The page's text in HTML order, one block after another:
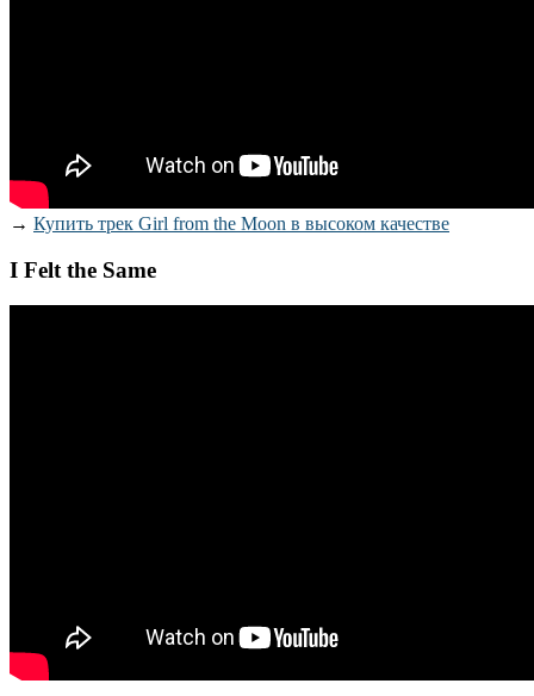
→ Купить трек Girl from the Moon в высоком качестве
I Felt the Same